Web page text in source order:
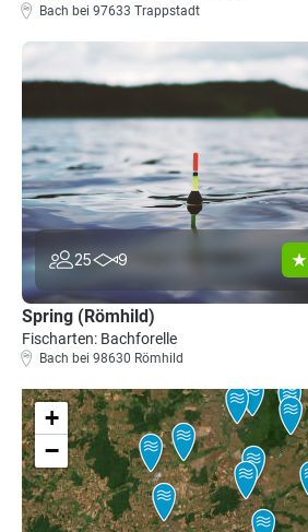
Bach bei 97633 Trappstadt
25 9
Spring (Römhild)
Fischarten: Bachforelle
Bach bei 98630 Römhild
+
−